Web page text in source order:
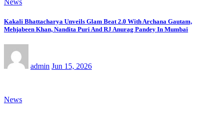
News
Kakali Bhattacharya Unveils Glam Beat 2.0 With Archana Gautam,
Mehjabeen Khan, Nandita Puri And RJ Anurag Pandey In Mumbai
admin Jun 15, 2026
News